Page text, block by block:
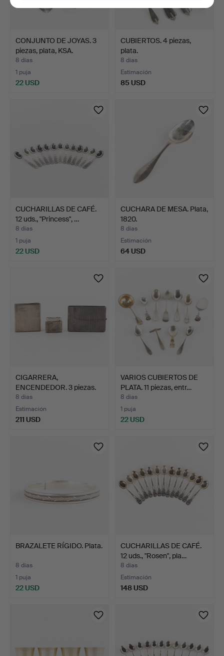
CONJUNTO DE JOYAS. 3
piezas, plata, KSA.
8 días
1 puja
22 USD
CUBIERTOS. 4 piezas,
plata.
8 días
Estimación
85 USD
CUCHARILLAS DE CAFÉ.
12 uds., "Princess", …
8 días
1 puja
22 USD
CUCHARA DE MESA. Plata,
1820.
8 días
Estimación
64 USD
CIGARRERA,
ENCENDEDOR. 3 piezas.
8 días
Estimación
211 USD
VARIOS CUBIERTOS DE
PLATA. 11 piezas, entr…
8 días
1 puja
22 USD
BRAZALETE RÍGIDO. Plata.
8 días
1 puja
22 USD
CUCHARILLAS DE CAFÉ.
12 uds., "Rosen", pla…
8 días
Estimación
148 USD